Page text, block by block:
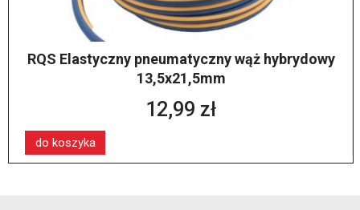
RQS Elastyczny pneumatyczny wąż hybrydowy
13,5x21,5mm
12,99 zł
do koszyka